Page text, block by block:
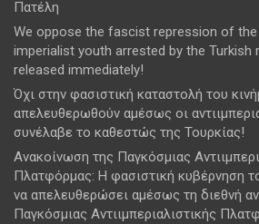
Πατέλη
We oppose the fascist repression of
imperialist youth arrested by the Turkish
released immediately!
Όχι στην φασιστική καταστολή του
απελευθερωθούν αμέσως οι
συνέλαβε το καθεστώς της Τουρκίας!
Ανακοίνωση της Παγκόσμιας
Πλατφόρμας: Η φασιστική κυβέρνηση
να απελευθερώσει αμέσως τη διεθνή
Παγκόσμιας Αντιιμπεριαλιστικής